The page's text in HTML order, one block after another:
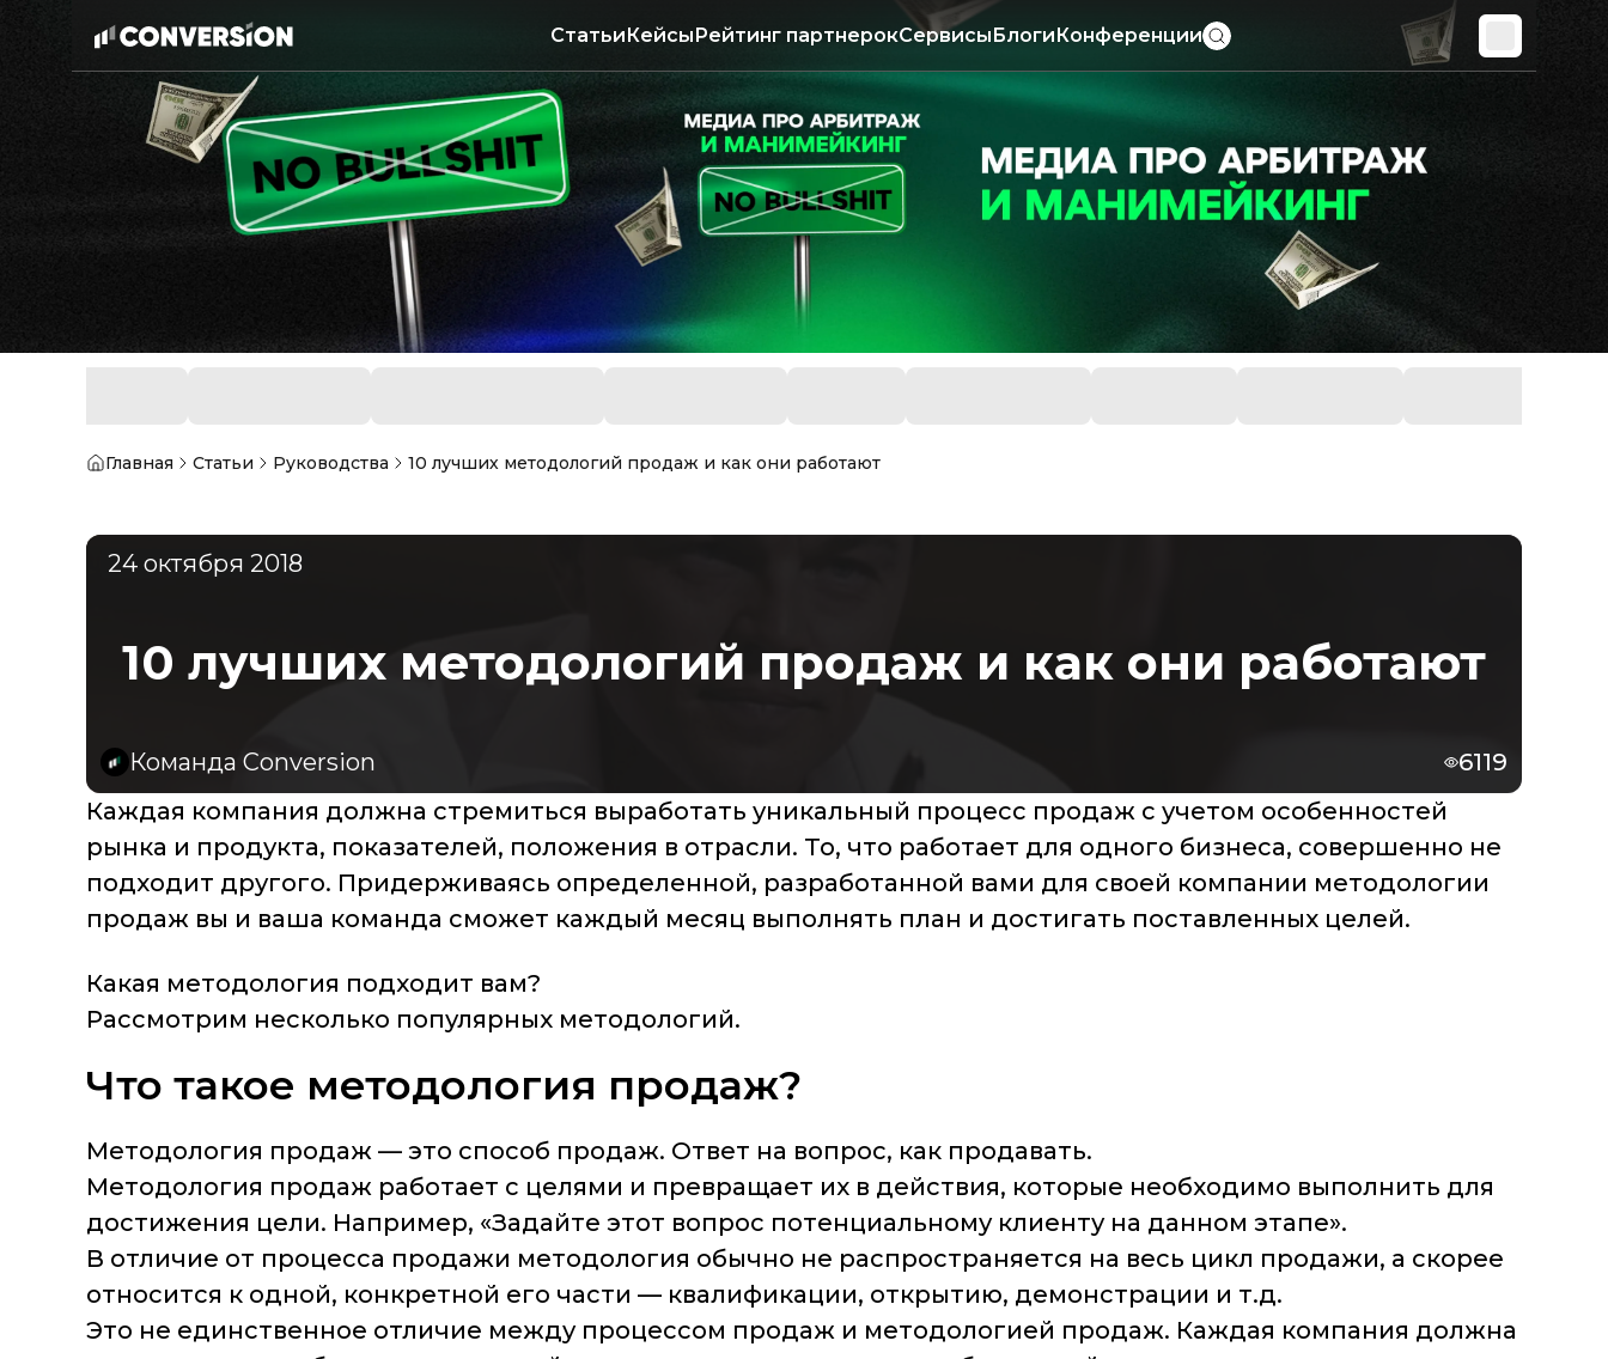
СтатьиКейсыРейтинг партнерокСервисыБлогиКонференции
Главная Статьи Руководства 10 лучших методологий продаж и как они работают
24 октября 2018
10 лучших методологий продаж и как они работают
Команда Conversion
6119
Каждая компания должна стремиться выработать уникальный процесс продаж с учетом особенностей
рынка и продукта, показателей, положения в отрасли. То, что работает для одного бизнеса, совершенно не
подходит другого. Придерживаясь определенной, разработанной вами для своей компании методологии
продаж вы и ваша команда сможет каждый месяц выполнять план и достигать поставленных целей.
Какая методология подходит вам?
Рассмотрим несколько популярных методологий.
Что такое методология продаж?
Методология продаж — это способ продаж. Ответ на вопрос, как продавать.
Методология продаж работает с целями и превращает их в действия, которые необходимо выполнить для
достижения цели. Например, «Задайте этот вопрос потенциальному клиенту на данном этапе».
В отличие от процесса продажи методология обычно не распространяется на весь цикл продажи, а скорее
относится к одной, конкретной его части — квалификации, открытию, демонстрации и т.д.
Это не единственное отличие между процессом продаж и методологией продаж. Каждая компания должна